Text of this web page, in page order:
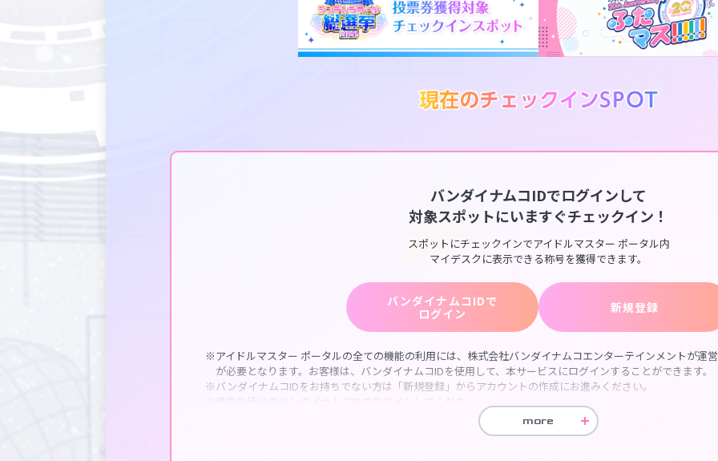
バンダイナムコIDでログインして
対象スポットにいますぐチェックイン！
スポットにチェックインでアイドルマスター ポータル内
マイデスクに表示できる称号を獲得できます。
バンダイナムコIDで
ログイン
新規登録
※アイドルマスター ポータルの全ての機能の利用には、株式会社バンダイナムコエンターテインメントが運
が必要となります。お客様は、バンダイナムコIDを使用して、本サービスにログインすることができます。
※バンダイナムコIDをお持ちでない方は「新規登録」からアカウントの作成にお進みください。
会員規約
に同意いただいたものとみなします。
※アイドルマスター ポータルでは、お客様のご登録データの一部を、以下の機能などで使用いたします。
more